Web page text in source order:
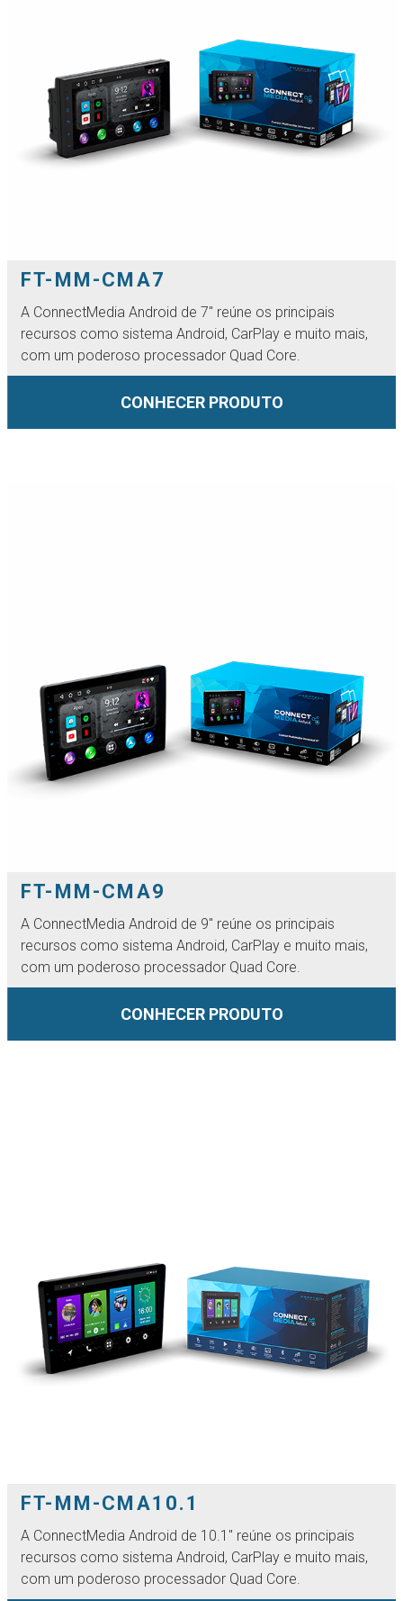
FT-MM-CMA7
A ConnectMedia Android de 7'' reúne os principais
recursos como sistema Android, CarPlay e muito mais,
com um poderoso processador Quad Core.
CONHECER PRODUTO
FT-MM-CMA9
A ConnectMedia Android de 9'' reúne os principais
recursos como sistema Android, CarPlay e muito mais,
com um poderoso processador Quad Core.
CONHECER PRODUTO
FT-MM-CMA10.1
A ConnectMedia Android de 10.1'' reúne os principais
recursos como sistema Android, CarPlay e muito mais,
com um poderoso processador Quad Core.